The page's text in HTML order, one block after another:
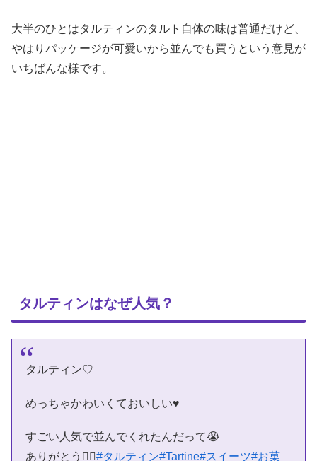
大半のひとはタルティンのタルト自体の味は普通だけど、
やはりパッケージが可愛いから並んでも買うという意見が
いちばんな様です。
タルティンはなぜ人気？
タルティン♡
めっちゃかわいくておいしい♥
すごい人気で並んでくれたんだって😭
ありがとう🙇‍♂️#タルティン#Tartine#スイーツ#お菓